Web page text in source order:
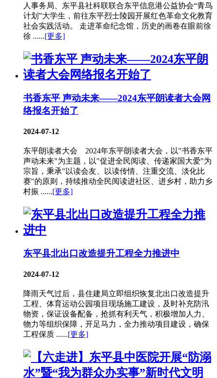
人事务局、东平县社科联联合东平信息港公益协会“青鸟
计划”大学生，前往东平烈士陵园开展红色革命文化教育
社会实践活动。 走进革命纪念馆，历史的画卷在眼前徐
徐 ......[更多]
书香东平 声动未来——2024东平朗读者大会网
络报名开始了
2024-07-12
东平朗读者大会 2024年东平朗读者大会，以"书香东平
声动未来"为主题，以"促进全民阅读、传递家国大爱"为
宗旨，秉承"以读会友、以读传情、注重交流、淡化比
赛"的原则，持续推动全民阅读进社区、进乡村，助力乡
村振 ......[更多]
东平县北出口改造提升工程全力推进中
2024-07-12
降雨天气过后，县住建局立即组织恢复北出口改造提升
工程、体育运动公园项目现场施工建设，及时补充防汛
物资，保证设备配备，抢抓有利天气，积极增加人力、
物力等组织保障，开足马力，全力推动项目建设，确保
工程保质 ......[更多]